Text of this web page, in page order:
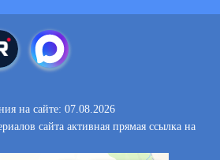
на сайте: 07.08.2026
сайта активная прямая ссылка на